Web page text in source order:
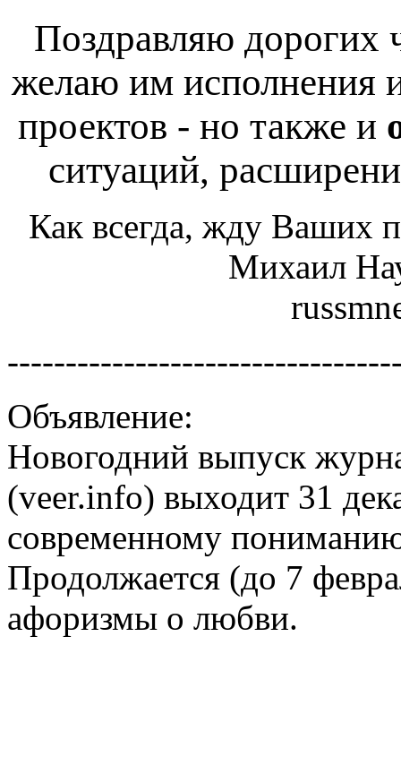
Поздравляю дорогих
желаю им исполнения
проектов - но также и
ситуаций,
Как всегда, жду Ваших
Михаил
Объявление:
Новогодний выпуск
(veer.info) выходит 31
современному
Продолжается (до 7
афоризмы о любви.